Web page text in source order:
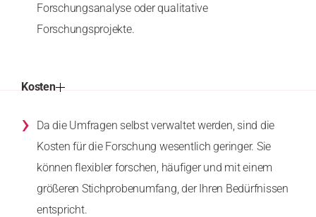
Forschungsanalyse oder qualitative
Forschungsprojekte.
Kosten
›
Da die Umfragen selbst verwaltet werden, sind die
Kosten für die Forschung wesentlich geringer. Sie
können flexibler forschen, häufiger und mit einem
größeren Stichprobenumfang, der Ihren Bedürfnissen
entspricht.